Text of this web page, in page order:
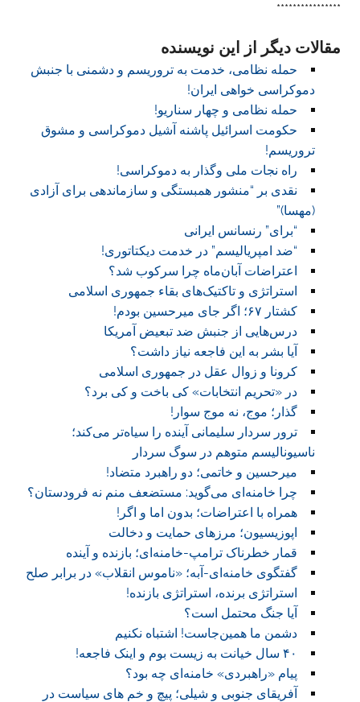
****************
مقالات دیگر از این نویسنده
حمله نظامی، خدمت به تروریسم و دشمنی با جنبش
دموکراسی خواهی ایران!
حمله نظامی و چهار سناریو!
حکومت اسرائیل پاشنه آشیل دموکراسی و مشوق
تروریسم!
راه نجات ملی وگذار به دموکراسی!
نقدی بر “منشور همبستگی و سازماندهی برای آزادی
(مهسا)”
“برای” رنسانس ایرانی
“ضد امپریالیسم” در خدمت دیکتاتوری!
اعتراضات آبان‌ماه چرا سرکوب شد؟
استراتژی و تاکتیک‌های بقاء جمهوری اسلامی
کشتار ۶۷؛ اگر جای میرحسین بودم!
درس‌هایی از جنبش ضد تبعیض آمریکا
آیا بشر به این فاجعه نیاز داشت؟
کرونا و زوال عقل در جمهوری اسلامی
در «تحریم انتخابات» کی باخت و کی برد؟
گذار؛ موج، نه موج سوار!
ترور سردار سلیمانی آینده را سیاه‌تر می‌کند؛
ناسیونالیسم متوهم در سوگ سردار
میرحسین و خاتمی؛ دو راهبرد متضاد!
چرا خامنه‌ای می‌گوید: مستضعف منم نه فرودستان؟
همراه با اعتراضات؛ بدون اما و اگر!
اپوزیسیون؛ مرزهای حمایت و دخالت
قمار خطرناک ترامپ-خامنه‌ای؛ بازنده و آینده
گفتگوی خامنه‌ای-آبه؛ «ناموس انقلاب» در برابر صلح
استراتژی برنده، استراتژی بازنده!
آیا جنگ محتمل است؟
دشمن ما همین‌جاست! اشتباه نکنیم
۴۰ سال خیانت به زیست بوم و اینک فاجعه!
پیام «راهبردی» خامنه‌ای چه بود؟
آفریقای جنوبی و شیلی؛ پیچ و خم های سیاست در